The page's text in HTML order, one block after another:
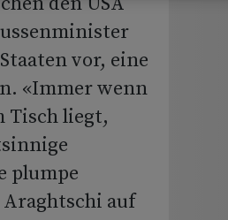
vor, eine
«Immer wenn
Tisch liegt,
plumpe
auf